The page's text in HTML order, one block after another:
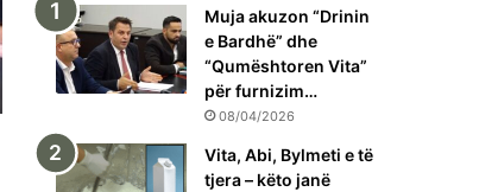
Muja akuzon “Drinin
e Bardhë” dhe
“Qumështoren Vita”
për furnizim…
08/04/2026
Vita, Abi, Bylmeti e të
tjera – këto janë